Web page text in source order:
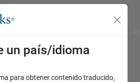
un país/idioma
para obtener contenido traducido,